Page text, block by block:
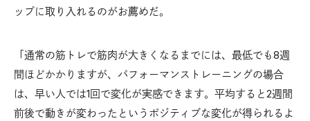
ップに取り入れるのがお薦めだ。
「通常の筋トレで筋肉が大きくなるまでには、最低でも8週
間ほどかかりますが、パフォーマンストレーニングの場合
は、早い人では1回で変化が実感できます。平均すると2週間
前後で動きが変わったというポジティブな変化が得られるよ